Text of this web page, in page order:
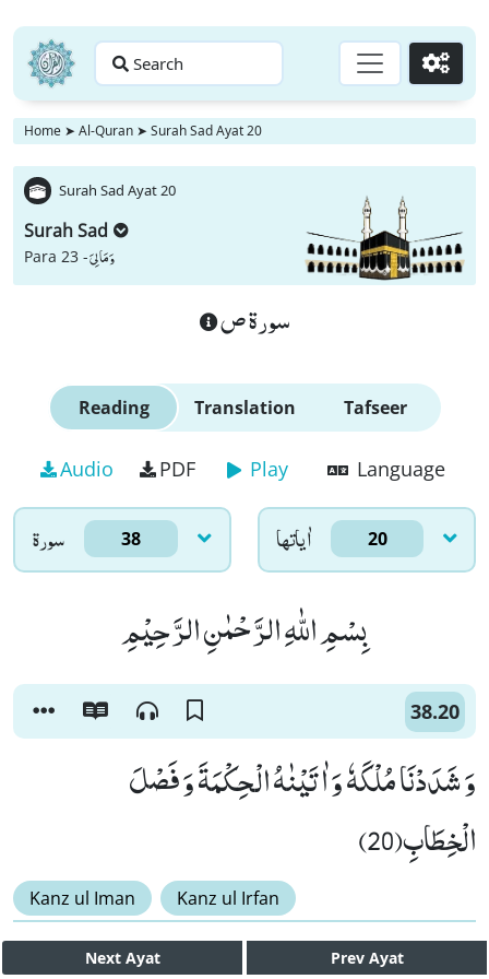
Search Go
Home ➤ Al-Quran ➤ Surah Sad Ayat 20
Surah Sad Ayat 20
Surah Sad
Para 23 -وَ مَا لِیَ
سورة ص
Reading Translation Tafseer
Audio PDF Play Language
سورۃ 38 اٰياتها 20
بِسْمِ اللّٰهِ الرَّحْمٰنِ الرَّحِیْمِ
38.20
وَ شَدَدْنَا مُلْكَهٗ وَ اٰتَیْنٰهُ الْحِكْمَةَ وَ فَصْلَ
الْخِطَابِ(20)
Kanz ul Iman Kanz ul Irfan
Next Ayat Prev Ayat